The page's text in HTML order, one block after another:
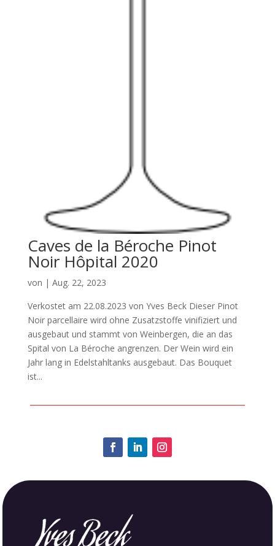
Caves de la Béroche Pinot
Noir Hôpital 2020
von | Aug. 22, 2023
Verkostet am 22.08.2023 von Yves Beck Dieser Pinot
Noir parcellaire wird ohne Zusatzstoffe vinifiziert und
ausgebaut und stammt von Weinbergen, die an das
Spital von La Béroche angrenzen. Der Wein wird ein
Jahr lang in Edelstahltanks ausgebaut. Das Bouquet
ist...